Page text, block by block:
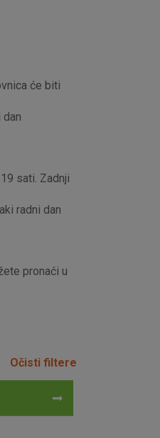
će biti
sati. Zadnji
radni dan
pronaći u
Očisti filtere